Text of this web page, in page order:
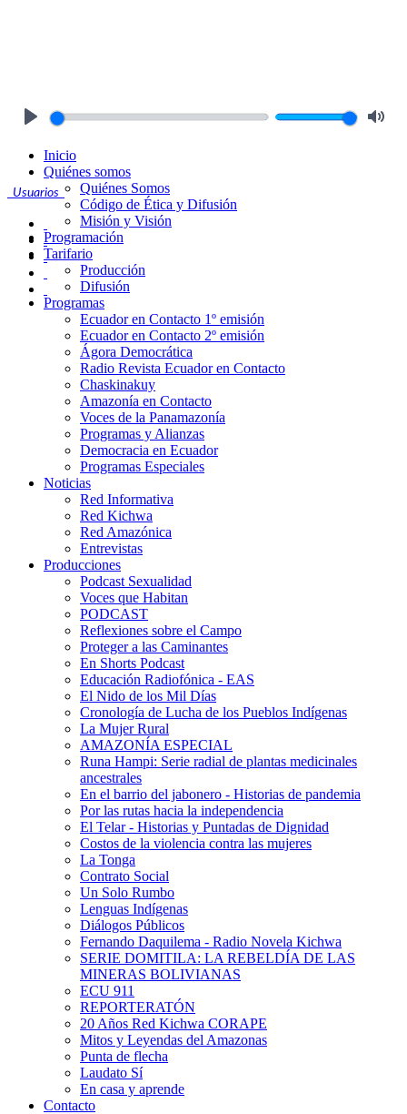
Usuarios
Inicio
Quiénes somos
Quiénes Somos
Código de Ética y Difusión
Misión y Visión
Programación
Tarifario
Producción
Difusión
Programas
Ecuador en Contacto 1º emisión
Ecuador en Contacto 2º emisión
Ágora Democrática
Radio Revista Ecuador en Contacto
Chaskinakuy
Amazonía en Contacto
Voces de la Panamazonía
Programas y Alianzas
Democracia en Ecuador
Programas Especiales
Noticias
Red Informativa
Red Kichwa
Red Amazónica
Entrevistas
Producciones
Podcast Sexualidad
Voces que Habitan
PODCAST
Reflexiones sobre el Campo
Proteger a las Caminantes
En Shorts Podcast
Educación Radiofónica - EAS
El Nido de los Mil Días
Cronología de Lucha de los Pueblos Indígenas
La Mujer Rural
AMAZONÍA ESPECIAL
Runa Hampi: Serie radial de plantas medicinales
ancestrales
En el barrio del jabonero - Historias de pandemia
Por las rutas hacia la independencia
El Telar - Historias y Puntadas de Dignidad
Costos de la violencia contra las mujeres
La Tonga
Contrato Social
Un Solo Rumbo
Lenguas Indígenas
Diálogos Públicos
Fernando Daquilema - Radio Novela Kichwa
SERIE DOMITILA: LA REBELDÍA DE LAS
MINERAS BOLIVIANAS
ECU 911
REPORTERATÓN
20 Años Red Kichwa CORAPE
Mitos y Leyendas del Amazonas
Punta de flecha
Laudato Sí
En casa y aprende
Contacto